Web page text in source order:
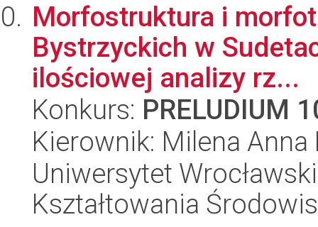
Morfostruktura i
Bystrzyckich w
ilościowej analizy rz...
Konkurs: PRELUDIUM
Kierownik: Milena Anna
Uniwersytet
Kształtowania